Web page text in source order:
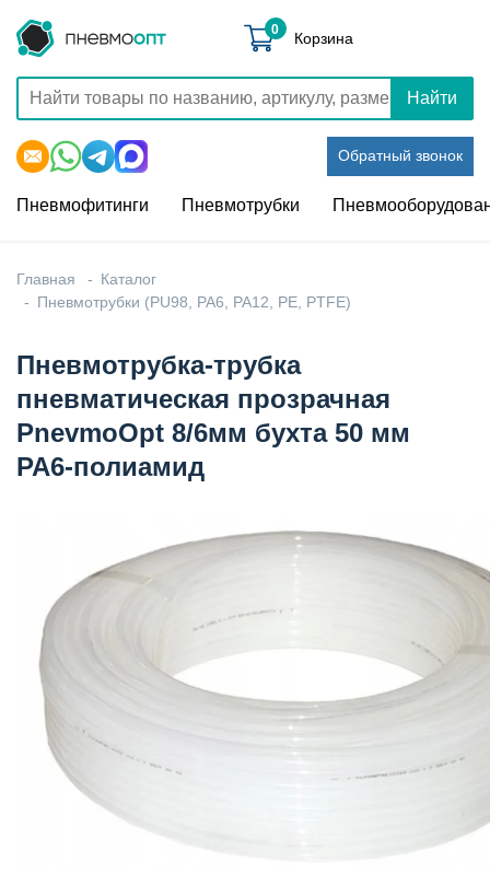
Найти
Обратный звонок
0 Корзина
Пневмофитинги Пневмотрубки
Главная
Каталог
Пневмотрубки (PU98, PA6, PA12, PE, PTFE)
Пневмотрубка-трубка
пневматическая прозрачная
PnevmoOpt 8/6мм бухта 50 мм
PA6-полиамид